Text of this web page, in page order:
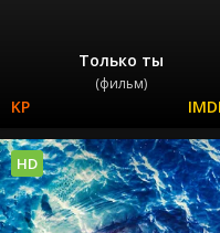
Только ты
(фильм)
HD